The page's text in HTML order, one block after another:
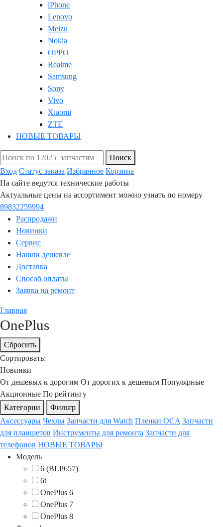
iPhone
Lenovo
Meizu
Nokia
OPPO
Realme
Samsung
Sony
Vivo
Xiaomi
ZTE
НОВЫЕ ТОВАРЫ
Поиск
Вход Статус заказа Избранное Корзина
На сайте ведутся технические работы
Актуальные цены на ассортимент можно узнать по номеру
89832259994
Распродажи
Новинки
Сервис
Нашли дешевле
Доставка
Способ оплаты
Заявка на ремонт
Главная
OnePlus
Сбросить
Сортировать:
Новинки
От дешевых к дорогим От дорогих к дешевым Популярные
Акционные По рейтингу
Категории
Фильтр
Аксессуары Чехлы Запчасти для Watch Пленки OCA Запчасти
для планшетов Инструменты для ремонта Запчасти для
телефонов НОВЫЕ ТОВАРЫ
Модель
6 (BLP657)
6t
OnePlus 6
OnePlus 7
OnePlus 8